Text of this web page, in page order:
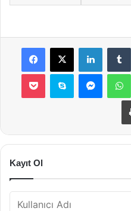
Facebook
X LinkedIn
Pocket Skype
Kayıt Ol